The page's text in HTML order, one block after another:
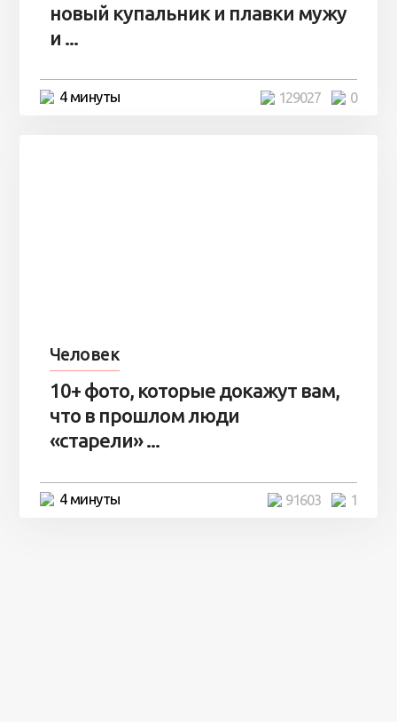
новый купальник и плавки мужу
и ...
4 минуты 0
129027
Человек
10+ фото, которые докажут вам,
что в прошлом люди
«старели» ...
4 минуты 1
91603